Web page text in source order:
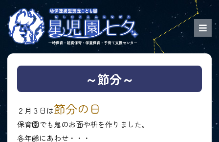
～節分～
２月３日は節分の日
保育園でも鬼のお面や枡を作りました。
各年齢にあわせ・・・